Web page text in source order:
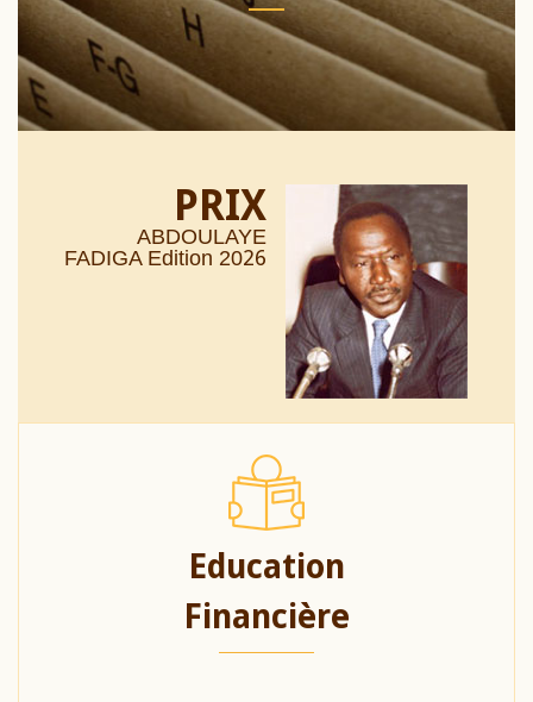
PRIX
ABDOULAYE
FADIGA Edition 2026
Education
Financière